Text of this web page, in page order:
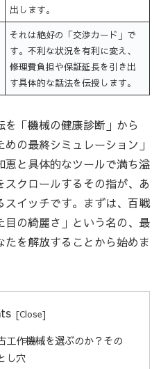
出します。
それは絶好の「交渉カード」で
す。不利な状況を有利に変え、
修理費負担や保証延長を引き出
す具体的な話法を伝授します。
「機械の健康診断」から
の最終シミュレーション」
恵と具体的なツールで満ち溢
クロールするその指が、あ
イッチです。まずは、百戦
の綺麗さ」という名の、最
を解放することから始めま
工作機械を選ぶのか？その
し穴